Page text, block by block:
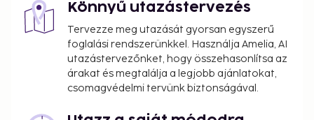
Könnyű utazástervezés
Tervezze meg utazását gyorsan egyszerű
foglalási rendszerünkkel. Használja Amelia, AI
utazástervezőnket, hogy összehasonlítsa az
árakat és megtalálja a legjobb ajánlatokat,
csomagvédelmi tervünk biztonságával.